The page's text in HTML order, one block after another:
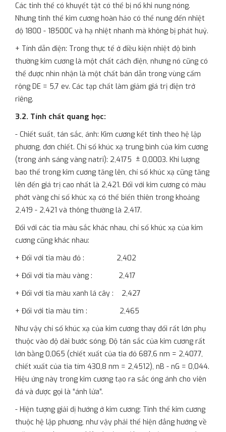
Các tinh thể có khuyết tật có thể bị nổ khi nung nóng.
Nhưng tinh thể kim cương hoàn hảo có thể nung đến nhiệt
độ 1800 - 18500C và hạ nhiệt nhanh mà không bị phát huỷ.
+ Tính dẫn điện: Trong thực tế ở điều kiện nhiệt độ bình
thường kim cương là một chất cách điện, nhưng nó cũng có
thể được nhìn nhận là một chất bán dẫn trong vùng cấm
rộng DE = 5,7 ev. Các tạp chất làm giảm giá trị điện trở
riêng.
3.2. Tính chất quang học:
- Chiết suất, tán sắc, ánh: Kim cương kết tinh theo hệ lập
phương, đơn chiết. Chỉ số khúc xạ trung bình của kim cương
(trong ánh sáng vàng natri): 2,4175 ± 0,0003. Khi lượng
bao thể trong kim cương tăng lên, chỉ số khúc xạ cũng tăng
lên đến giá trị cao nhất là 2,421. Đối với kim cương có màu
phớt vàng chỉ số khúc xạ có thể biến thiên trong khoảng
2,419 - 2,421 và thông thường là 2,417.
Đối với các tia màu sắc khác nhau, chỉ số khúc xạ của kim
cương cũng khác nhau:
+ Đối với tia màu đỏ : 2,402
+ Đối với tia màu vàng : 2,417
+ Đối với tia màu xanh lá cây : 2,427
+ Đối với tia màu tím : 2,465
Như vậy chỉ số khúc xạ của kim cương thay đổi rất lớn phụ
thuộc vào độ dài bước sóng. Độ tán sắc của kim cương rất
lớn bằng 0,065 (chiết xuất của tia đỏ 687,6 nm = 2,4077,
chiết xuất của tia tím 430,8 nm = 2,4512), nB - nG = 0,044.
Hiệu ứng này trong kim cương tạo ra sắc óng ánh cho viên
đá và được gọi là “ánh lửa”.
- Hiện tượng giải dị hướng ở kim cương: Tinh thể kim cương
thuộc hệ lập phương, như vậy phải thể hiện đẳng hướng về